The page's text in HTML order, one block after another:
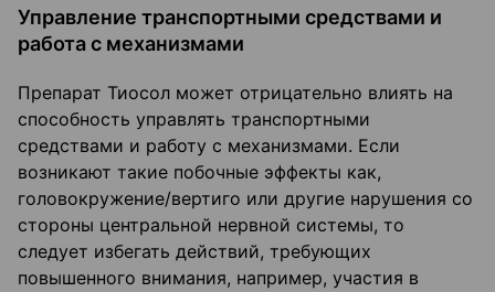
Управление транспортными средствами и
работа с механизмами
Препарат Тиосол может отрицательно влиять на
способность управлять транспортными
средствами и работу с механизмами. Если
возникают такие побочные эффекты как,
головокружение/вертиго или другие нарушения со
стороны центральной нервной системы, то
следует избегать действий, требующих
повышенного внимания, например, участия в